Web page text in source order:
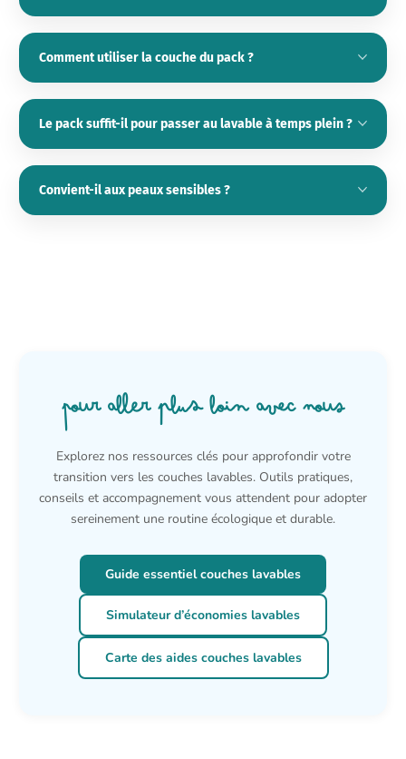
Comment utiliser la couche du pack ?
Le pack suffit-il pour passer au lavable à temps plein ?
Convient-il aux peaux sensibles ?
Pour aller plus loin avec nous
Explorez nos ressources clés pour approfondir votre
transition vers les couches lavables. Outils pratiques,
conseils et accompagnement vous attendent pour adopter
sereinement une routine écologique et durable.
Guide essentiel couches lavables
Simulateur d’économies lavables
Carte des aides couches lavables